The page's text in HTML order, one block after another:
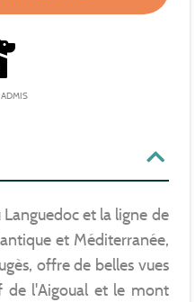
et la ligne de
et Méditerranée,
offre de belles vues
de l'Aigoual et le mont